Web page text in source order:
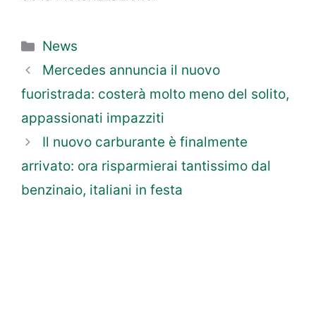
Categorie
News
Mercedes annuncia il nuovo
fuoristrada: costerà molto meno del solito,
appassionati impazziti
Il nuovo carburante è finalmente
arrivato: ora risparmierai tantissimo dal
benzinaio, italiani in festa